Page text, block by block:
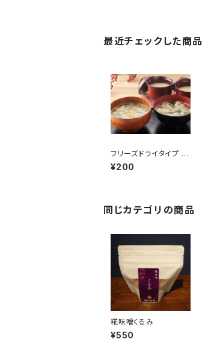
最近チェックした商品
フリーズドライタイプ と
ん汁
¥200
同じカテゴリの商品
糀味噌くるみ
¥550